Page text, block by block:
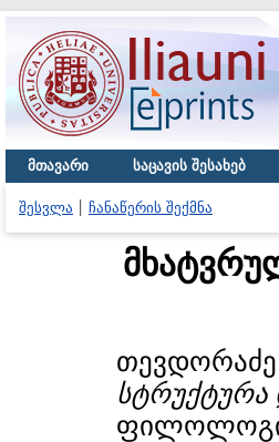
მთავარი საცავის შესახებ
შესვლა ჩანაწერის შექმნა
სტრუქტურა